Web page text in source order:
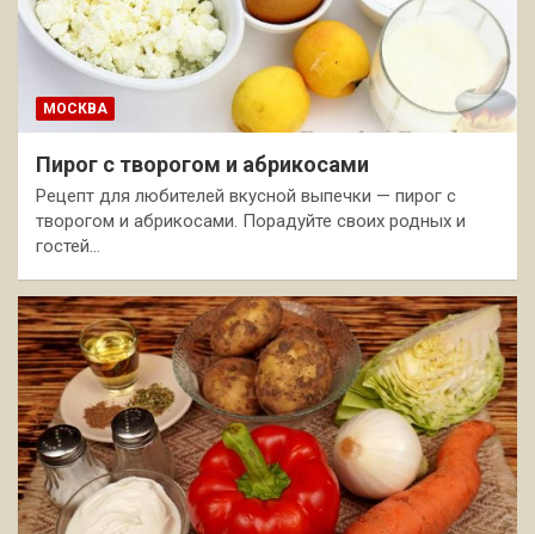
МОСКВА
Пирог с творогом и абрикосами
Рецепт для любителей вкусной выпечки — пирог с
творогом и абрикосами. Порадуйте своих родных и
гостей…